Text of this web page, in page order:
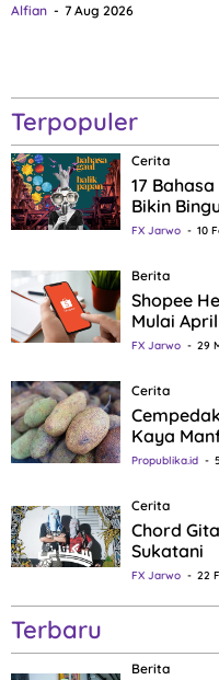
Alfian 7 Aug 2026
Terpopuler
Cerita
17
Bikin
FX Jarwo 10
Berita
Shopee
Mulai
FX Jarwo 29
Cerita
Kaya
Propublika.id
Cerita
Chord
Sukatani
FX Jarwo 22
Terbaru
Berita